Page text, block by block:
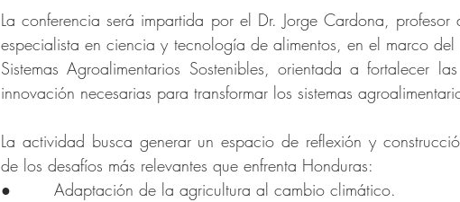
La conferencia será impartida por el Dr. Jorge Cardona,
especialista en ciencia y tecnología de alimentos, en el marco
Sistemas Agroalimentarios Sostenibles, orientada a fortalecer
innovación necesarias para transformar los sistemas
La actividad busca generar un espacio de reflexión y
de los desafíos más relevantes que enfrenta Honduras:
●        Adaptación de la agricultura al cambio climático.